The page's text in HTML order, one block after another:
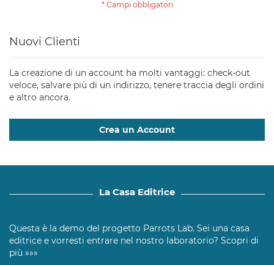
Nuovi Clienti
La creazione di un account ha molti vantaggi: check-out
veloce, salvare più di un indirizzo, tenere traccia degli ordini
e altro ancora.
Crea un Account
La Casa Editrice
Questa è la demo del progetto Parrots Lab. Sei una casa
editrice e vorresti entrare nel nostro laboratorio? Scopri di
più »»»